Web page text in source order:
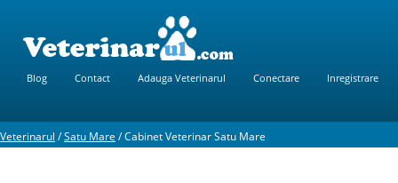
Blog Contact Adauga Veterinarul Conectare Inregistrare
Veterinarul /Satu Mare /Cabinet Veterinar Satu Mare